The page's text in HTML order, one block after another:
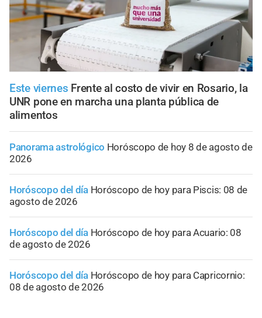
Este viernes Frente al costo de vivir en Rosario, la
UNR pone en marcha una planta pública de
alimentos
Panorama astrológico Horóscopo de hoy 8 de agosto de
2026
Horóscopo del día Horóscopo de hoy para Piscis: 08 de
agosto de 2026
Horóscopo del día Horóscopo de hoy para Acuario: 08
de agosto de 2026
Horóscopo del día Horóscopo de hoy para Capricornio:
08 de agosto de 2026